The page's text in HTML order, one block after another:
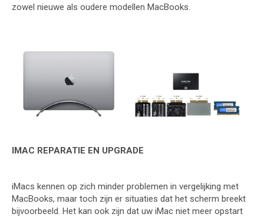
zowel nieuwe als oudere modellen MacBooks.
IMAC REPARATIE EN UPGRADE
iMacs kennen op zich minder problemen in vergelijking met
MacBooks, maar toch zijn er situaties dat het scherm breekt
bijvoorbeeld. Het kan ook zijn dat uw iMac niet meer opstart